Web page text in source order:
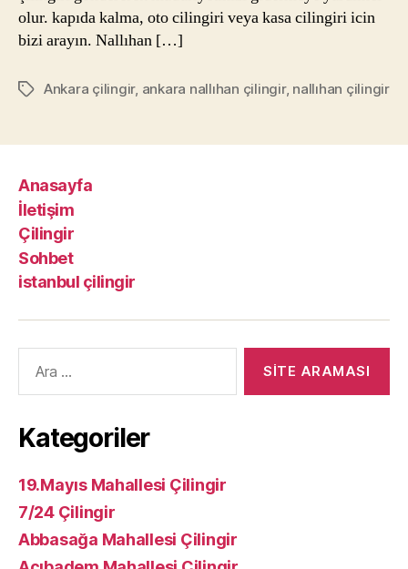
olur. kapıda kalma, oto cilingiri veya kasa cilingiri icin
bizi arayın. Nallıhan […]
EtiketlerAnkara çilingir, ankara nallıhan çilingir, nallıhan çilingir
Anasayfa
İletişim
Çilingir
Sohbet
istanbul çilingir
yap:
Kategoriler
19.Mayıs Mahallesi Çilingir
7/24 Çilingir
Abbasağa Mahallesi Çilingir